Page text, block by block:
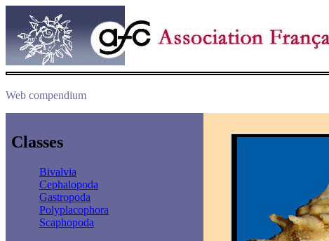
Web compendium
Classes
Bivalvia
Cephalopoda
Gastropoda
Polyplacophora
Scaphopoda